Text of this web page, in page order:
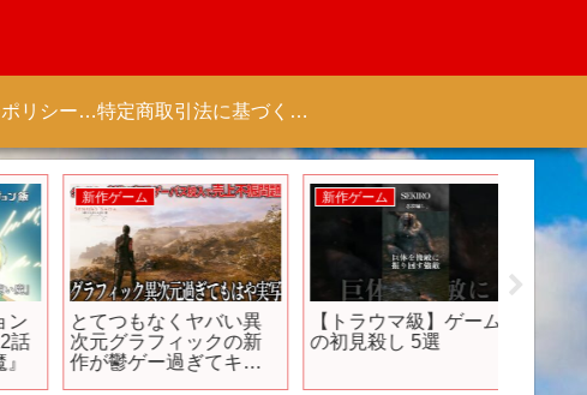
プライバシーポリシー 【Colorful Creation】 特定商取引法に基づく表記（商取引に関する開示）
新作ゲーム
とてつもなくヤバい異
次元グラフィックの新
作が鬱ゲー過ぎてキツ
新作ゲーム
【トラウマ級】ゲーム
の初見殺し 5選
介！